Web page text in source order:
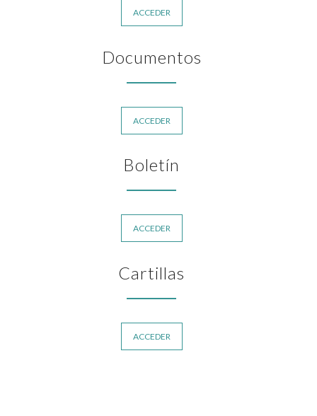
ACCEDER
Documentos
ACCEDER
Boletín
ACCEDER
Cartillas
ACCEDER